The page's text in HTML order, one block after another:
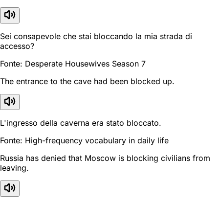
Sei consapevole che stai bloccando la mia strada di
accesso?
Fonte: Desperate Housewives Season 7
The entrance to the cave had been blocked up.
L'ingresso della caverna era stato bloccato.
Fonte: High-frequency vocabulary in daily life
Russia has denied that Moscow is blocking civilians from
leaving.